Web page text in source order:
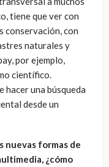
tiene que ver con
conservación, con
naturales y
por ejemplo,
científico.
hacer una búsqueda
desde un
nuevas formas de
¿cómo